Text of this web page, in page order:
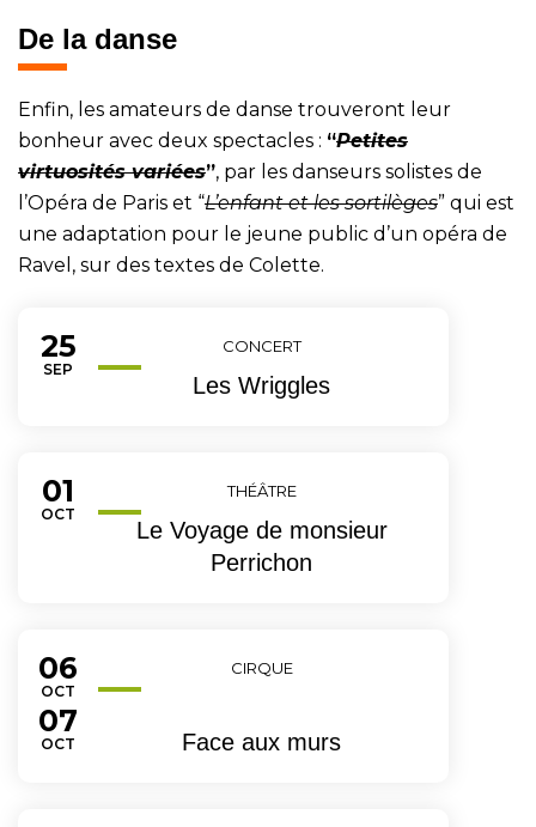
De la danse
Enfin, les amateurs de danse trouveront leur
bonheur avec deux spectacles : “Petites
virtuosités variées”, par les danseurs solistes de
l’Opéra de Paris et “L’enfant et les sortilèges” qui est
une adaptation pour le jeune public d’un opéra de
Ravel, sur des textes de Colette.
Du
25
SEP TEMBRE
CONCERT
Les Wriggles
Du
01
OCT OBRE
THÉÂTRE
Le Voyage de monsieur
Perrichon
Du
06
OCT OBRE
au
07
OCT
CIRQUE
Face aux murs